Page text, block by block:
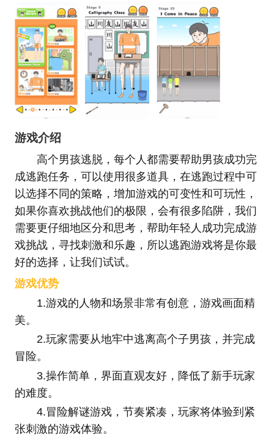
游戏介绍
高个男孩逃脱，每个人都需要帮助男孩成功完
成逃跑任务，可以使用很多道具，在逃跑过程中可
以选择不同的策略，增加游戏的可变性和可玩性，
如果你喜欢挑战他们的极限，会有很多陷阱，我们
需要更仔细地区分和思考，帮助年轻人成功完成游
戏挑战，寻找刺激和乐趣，所以逃跑游戏将是你最
好的选择，让我们试试。
游戏优势
1.游戏的人物和场景非常有创意，游戏画面精
美。
2.玩家需要从地牢中逃离高个子男孩，并完成
冒险。
3.操作简单，界面直观友好，降低了新手玩家
的难度。
4.冒险解谜游戏，节奏紧凑，玩家将体验到紧
张刺激的游戏体验。